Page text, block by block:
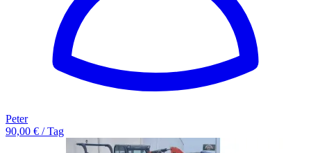
Peter
90,00 € / Tag